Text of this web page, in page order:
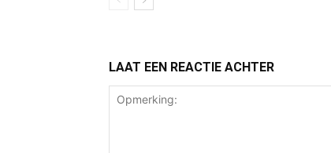
LAAT EEN REACTIE ACHTER